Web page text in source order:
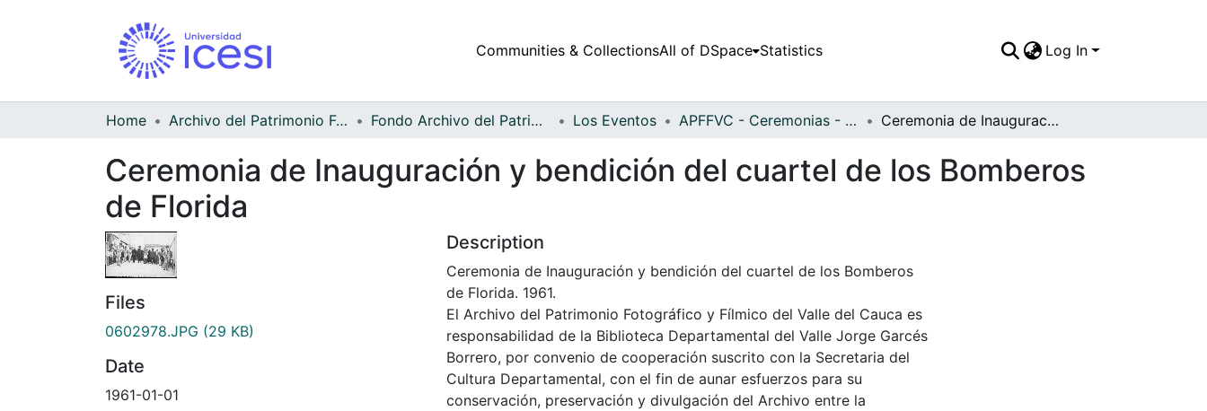
Communities & CollectionsAll of DSpace Statistics Log In
Home Archivo del Patrimonio Fotográfico y Fílmico del Valle del Cauca Fondo Archivo del Patrimonio Fotográfico y Fílmico del Valle del Cauca Los Eventos APFFVC - Ceremonias - Patrimonial Ceremonia de Inauguración y bendición del cuartel de los Bomberos de Florida
Ceremonia de Inauguración y bendición del cuartel de los Bomberos
de Florida
Files
0602978.JPG (29 KB)
Date
1961-01-01
Description
Ceremonia de Inauguración y bendición del cuartel de los Bomberos
de Florida. 1961.
El Archivo del Patrimonio Fotográfico y Fílmico del Valle del Cauca es
responsabilidad de la Biblioteca Departamental del Valle Jorge Garcés
Borrero, por convenio de cooperación suscrito con la Secretaria del
Cultura Departamental, con el fin de aunar esfuerzos para su
conservación, preservación y divulgación del Archivo entre la